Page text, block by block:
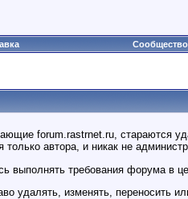
Сообщество
forum.rastrnet.ru, стараются
автора, и никак не
выполнять требования форума в
удалять, изменять, переносить